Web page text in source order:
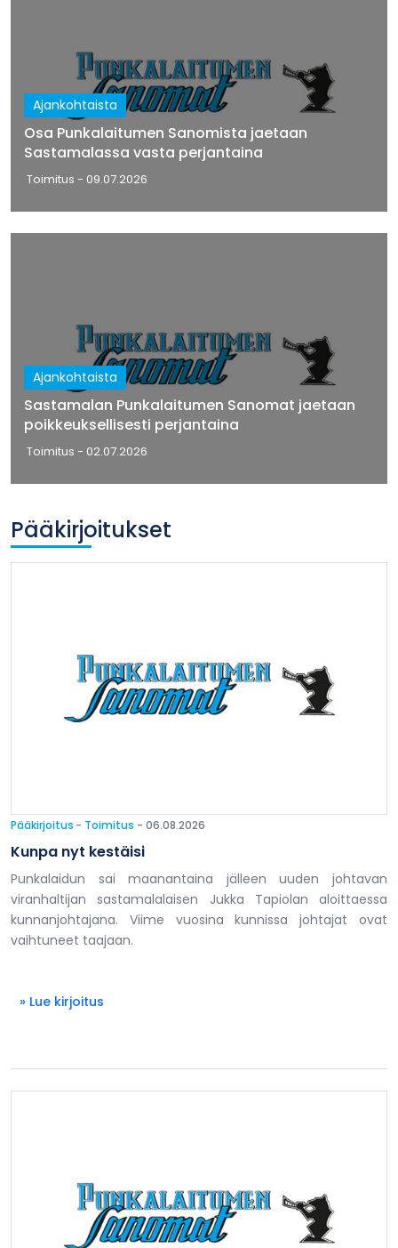
Ajankohtaista
Osa Punkalaitumen Sanomista jaetaan
Sastamalassa vasta perjantaina
Toimitus - 09.07.2026
Ajankohtaista
Sastamalan Punkalaitumen Sanomat jaetaan
poikkeuksellisesti perjantaina
Toimitus - 02.07.2026
Pääkirjoitukset
Pääkirjoitus - Toimitus - 06.08.2026
Kunpa nyt kestäisi
Punkalaidun sai maanantaina jälleen uuden johtavan
viranhaltijan sastamalalaisen Jukka Tapiolan aloittaessa
kunnanjohtajana. Viime vuosina kunnissa johtajat ovat
vaihtuneet taajaan.
» Lue kirjoitus